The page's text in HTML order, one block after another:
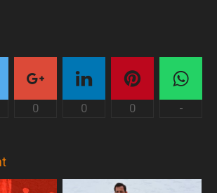
0 0 0 -